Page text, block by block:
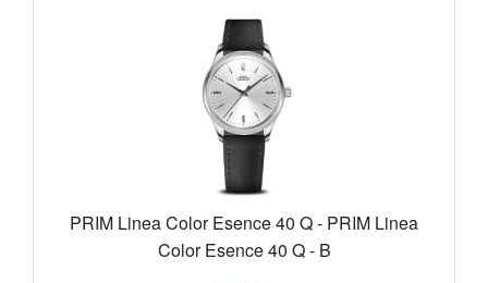
PRIM Linea Color Esence 40 Q - PRIM Linea
Color Esence 40 Q - B